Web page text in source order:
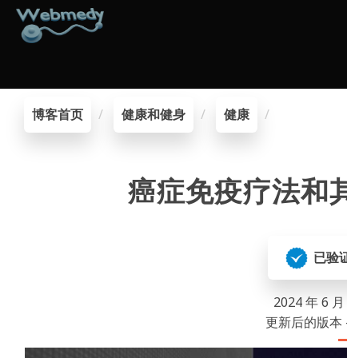
博客首页 健康和健身 健康
癌症免疫疗法和
已验
2024 年 6
更新后的版本